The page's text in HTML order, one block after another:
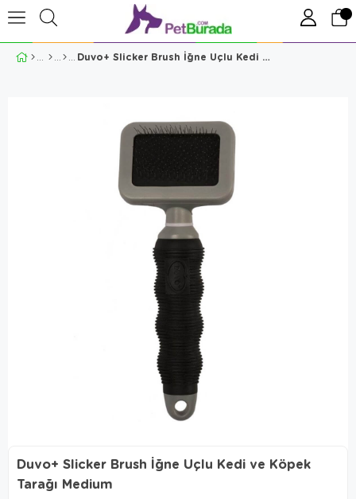
Duvo+ Slicker Brush İğne Uçlu Kedi ve Köpek Tarağı Medium
Duvo+ Slicker Brush İğne Uçlu Kedi ve Köpek
Tarağı Medium